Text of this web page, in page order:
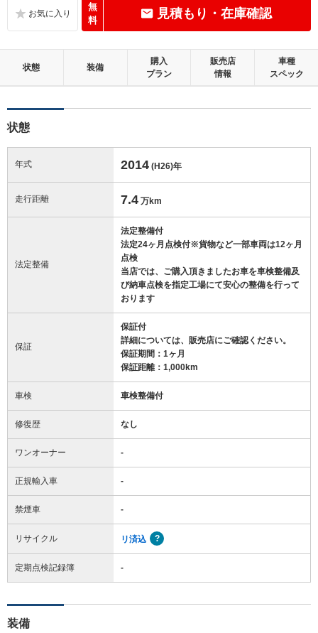
無
料
見積もり・在庫確認
状態 装備
購入
プラン
販売店
情報
車種
スペック
状態
年式 2014 (H26)年
走行距離 7.4 万km
法定整備
法定整備付
法定24ヶ月点検付※貨物など一部車両は12ヶ月
点検
当店では、ご購入頂きましたお車を車検整備及
び納車点検を指定工場にて安心の整備を行って
おります
保証
保証付
詳細については、販売店にご確認ください。
保証期間：1ヶ月
保証距離：1,000km
車検 車検整備付
修復歴 なし
ワンオーナー -
正規輸入車 -
禁煙車 -
リサイクル リ済込
定期点検記録簿 -
装備